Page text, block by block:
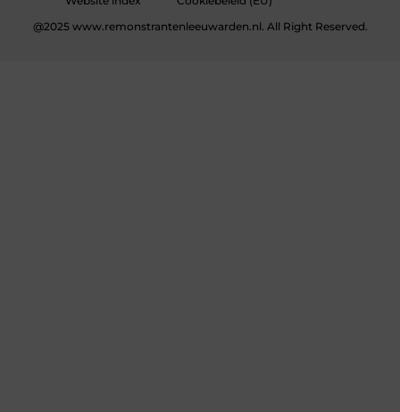
@2025 www.remonstrantenleeuwarden.nl. All Right Reserved.